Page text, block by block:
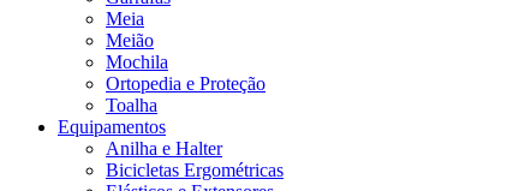
Meia
Meião
Mochila
Ortopedia e Proteção
Toalha
Equipamentos
Anilha e Halter
Bicicletas Ergométricas